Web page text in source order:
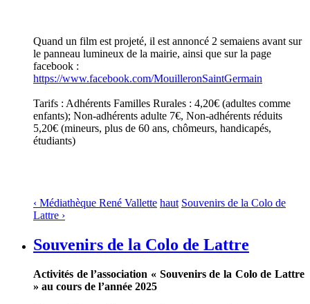
Quand un film est projeté, il est annoncé 2 semaiens avant sur
le panneau lumineux de la mairie, ainsi que sur la page
facebook :
https://www.facebook.com/MouilleronSaintGermain
Tarifs : Adhérents Familles Rurales : 4,20€ (adultes comme
enfants); Non-adhérents adulte 7€, Non-adhérents réduits
5,20€ (mineurs, plus de 60 ans, chômeurs, handicapés,
étudiants)
‹ Médiathèque René Vallette haut Souvenirs de la Colo de
Lattre ›
Souvenirs de la Colo de Lattre
Activités de l’association « Souvenirs de la Colo de Lattre
» au cours de l’année 2025